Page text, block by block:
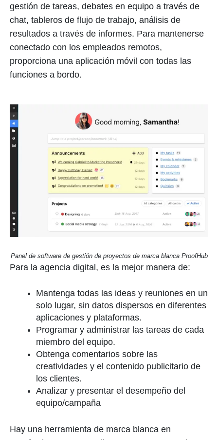
gestión de tareas, debates en equipo a través de
chat, tableros de flujo de trabajo, análisis de
resultados a través de informes. Para mantenerse
conectado con los empleados remotos,
proporciona una aplicación móvil con todas las
funciones a bordo.
Panel de software de gestión de proyectos de marca blanca ProofHub
Para la agencia digital, es la mejor manera de:
Mantenga todas las ideas y reuniones en un
solo lugar, sin datos dispersos en diferentes
aplicaciones y plataformas.
Programar y administrar las tareas de cada
miembro del equipo.
Obtenga comentarios sobre las
creatividades y el contenido publicitario de
los clientes.
Analizar y presentar el desempeño del
equipo/campaña
Hay una herramienta de marca blanca en